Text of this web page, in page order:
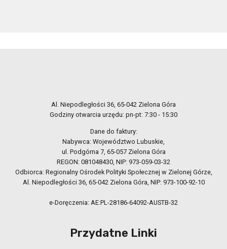
Al. Niepodległości 36, 65-042 Zielona Góra
Godziny otwarcia urzędu: pn-pt: 7:30 - 15:30
Dane do faktury:
Nabywca: Województwo Lubuskie,
ul. Podgórna 7, 65-057 Zielona Góra
REGON: 081048430, NIP: 973-059-03-32
Odbiorca: Regionalny Ośrodek Polityki Społecznej w Zielonej Górze,
Al. Niepodległości 36, 65-042 Zielona Góra, NIP: 973-100-92-10
e-Doręczenia: AE:PL-28186-64092-AUSTB-32
Przydatne Linki